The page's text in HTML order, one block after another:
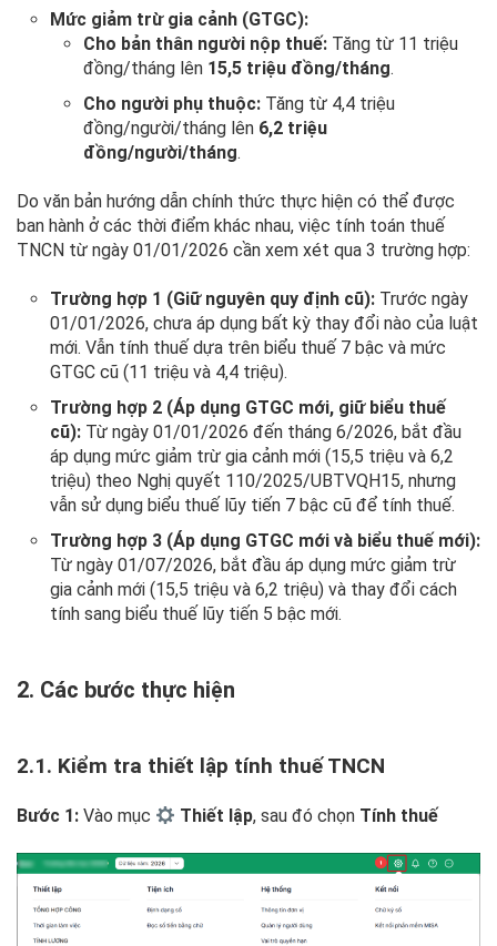
Mức giảm trừ gia cảnh (GTGC):
Cho bản thân người nộp thuế: Tăng từ 11 triệu
đồng/tháng lên 15,5 triệu đồng/tháng.
Cho người phụ thuộc: Tăng từ 4,4 triệu
đồng/người/tháng lên 6,2 triệu
đồng/người/tháng.
Do văn bản hướng dẫn chính thức thực hiện có thể được
ban hành ở các thời điểm khác nhau, việc tính toán thuế
TNCN từ ngày 01/01/2026 cần xem xét qua 3 trường hợp:
Trường hợp 1 (Giữ nguyên quy định cũ): Trước ngày
01/01/2026, chưa áp dụng bất kỳ thay đổi nào của luật
mới. Vẫn tính thuế dựa trên biểu thuế 7 bậc và mức
GTGC cũ (11 triệu và 4,4 triệu).
Trường hợp 2 (Áp dụng GTGC mới, giữ biểu thuế
cũ): Từ ngày 01/01/2026 đến tháng 6/2026, bắt đầu
áp dụng mức giảm trừ gia cảnh mới (15,5 triệu và 6,2
triệu) theo Nghị quyết 110/2025/UBTVQH15, nhưng
vẫn sử dụng biểu thuế lũy tiến 7 bậc cũ để tính thuế.
Trường hợp 3 (Áp dụng GTGC mới và biểu thuế mới):
Từ ngày 01/07/2026, bắt đầu áp dụng mức giảm trừ
gia cảnh mới (15,5 triệu và 6,2 triệu) và thay đổi cách
tính sang biểu thuế lũy tiến 5 bậc mới.
2. Các bước thực hiện
2.1. Kiểm tra thiết lập tính thuế TNCN
Bước 1: Vào mục Thiết lập, sau đó chọn Tính thuế